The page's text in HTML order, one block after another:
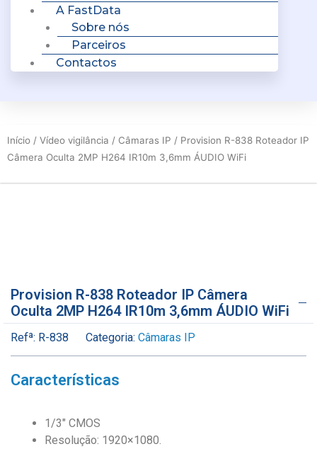
A FastData
Sobre nós
Parceiros
Contactos
Início / Vídeo vigilância / Câmaras IP / Provision R-838 Roteador IP
Câmera Oculta 2MP H264 IR10m 3,6mm ÁUDIO WiFi
Provision R-838 Roteador IP Câmera
Oculta 2MP H264 IR10m 3,6mm ÁUDIO WiFi
Refª: R-838 Categoria: Câmaras IP
Características
1/3″ CMOS
Resolução: 1920×1080.